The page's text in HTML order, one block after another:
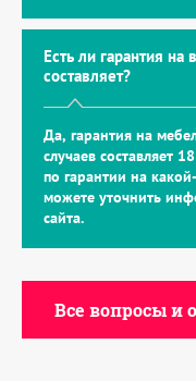
Есть ли гарантия
составляет?
Да, гарантия на
случаев составляет
по гарантии на
можете уточнить
сайта.
Все вопросы и